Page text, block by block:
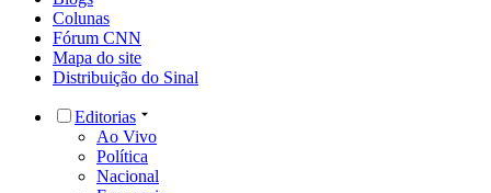
Colunas
Fórum CNN
Mapa do site
Distribuição do Sinal
Editorias
Ao Vivo
Política
Nacional